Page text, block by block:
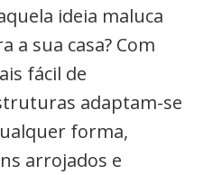
ideia maluca
a sua casa? Com
fácil de
adaptam-se
forma,
arrojados e